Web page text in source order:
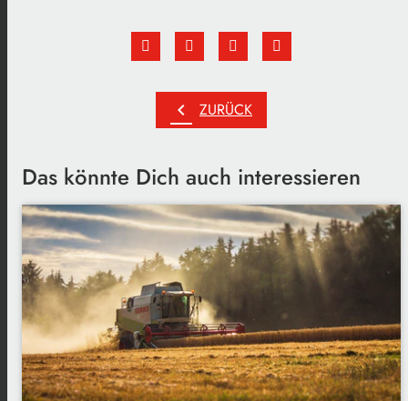
chevron_left ZURÜCK
Das könnte Dich auch interessieren